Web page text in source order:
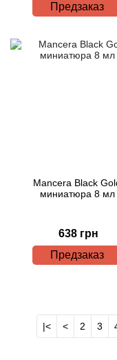
Предзаказ
Mancera Black
миниатюра 8 мл
638 грн
Предзаказ
|< < 2 3